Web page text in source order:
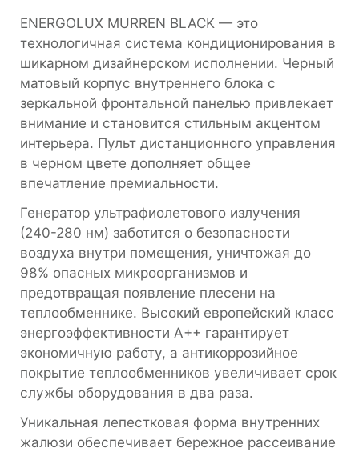
ENERGOLUX MURREN BLACK — это
технологичная система кондиционирования в
шикарном дизайнерском исполнении. Черный
матовый корпус внутреннего блока с
зеркальной фронтальной панелью привлекает
внимание и становится стильным акцентом
интерьера. Пульт дистанционного управления
в черном цвете дополняет общее
впечатление премиальности.
Генератор ультрафиолетового излучения
(240-280 нм) заботится о безопасности
воздуха внутри помещения, уничтожая до
98% опасных микроорганизмов и
предотвращая появление плесени на
теплообменнике. Высокий европейский класс
энергоэффективности А++ гарантирует
экономичную работу, а антикоррозийное
покрытие теплообменников увеличивает срок
службы оборудования в два раза.
Уникальная лепестковая форма внутренних
жалюзи обеспечивает бережное рассеивание